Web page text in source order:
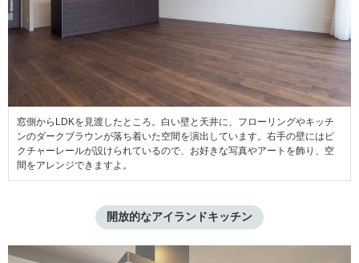
窓側からLDKを見渡したところ。白い壁と天井に、フローリングやキッチ
ンのダークブラウンが落ち着いた空間を演出しています。右手の壁にはピ
クチャーレールが設けられているので、お好きな写真やアートを飾り、空
間をアレンジできますよ。
開放的なアイランドキッチン